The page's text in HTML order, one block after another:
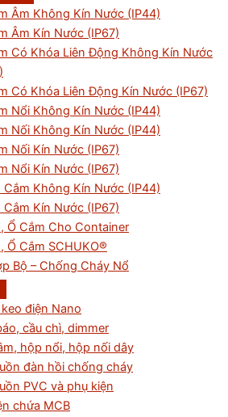
Âm Không Kín Nước (IP44)
Âm Kín Nước (IP67)
Có Khóa Liên Động Không Kín Nước
Có Khóa Liên Động Kín Nước (IP67)
Nổi Không Kín Nước (IP44)
Nối Không Kín Nước (IP44)
Nối Kín Nước (IP67)
Nổi Kín Nước (IP67)
Cắm Không Kín Nước (IP44)
Cắm Kín Nước (IP67)
Ổ Cắm Cho Container
Ổ Cắm SCHUKO®
Bộ – Chống Cháy Nổ
điện Nano
cầu chì, dimmer
hộp nổi, hộp nối dây
đàn hồi chống cháy
PVC và phụ kiện
chứa MCB